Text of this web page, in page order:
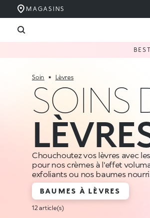
MAGASINS
Soin Lèvres
SOINS
Chouchoutez vos lèvres avec
pour nos crèmes à l'effet
exfoliants ou nos baumes
BAUMES À LÈVRES
12 article(s)